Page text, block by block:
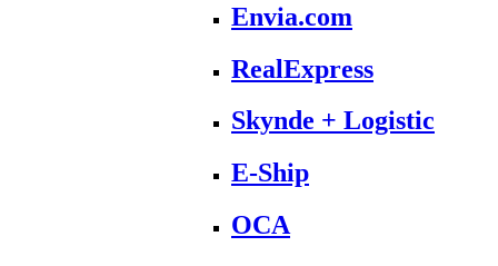
Envia.com
RealExpress
Skynde + Logistic
E-Ship
OCA